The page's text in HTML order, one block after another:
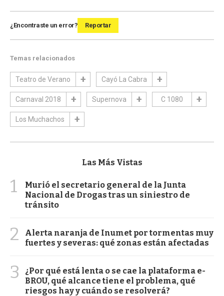
¿Encontraste un error? Reportar
Temas relacionados
Teatro de Verano Cayó La Cabra
Carnaval 2018 Supernova C 1080
Los Muchachos
Las Más Vistas
1
Murió el secretario general de la Junta
Nacional de Drogas tras un siniestro de
tránsito
2
Alerta naranja de Inumet por tormentas muy
fuertes y severas: qué zonas están afectadas
3
¿Por qué está lenta o se cae la plataforma e-
BROU, qué alcance tiene el problema, qué
riesgos hay y cuándo se resolverá?